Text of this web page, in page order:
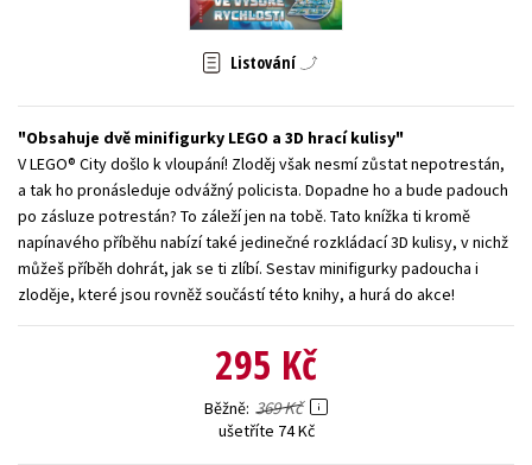
Zahraniční literatura
Listování
Obsahuje dvě minifigurky LEGO a 3D hrací kulisy
V LEGO® City došlo k vloupání! Zloděj však nesmí zůstat nepotrestán,
a tak ho pronásleduje odvážný policista. Dopadne ho a bude padouch
po zásluze potrestán? To záleží jen na tobě. Tato knížka ti kromě
napínavého příběhu nabízí také jedinečné rozkládací 3D kulisy, v nichž
můžeš příběh dohrát, jak se ti zlíbí. Sestav minifigurky padoucha i
zloděje, které jsou rovněž součástí této knihy, a hurá do akce!
295 Kč
Běžně 369 Kč
ušetříte 74 Kč